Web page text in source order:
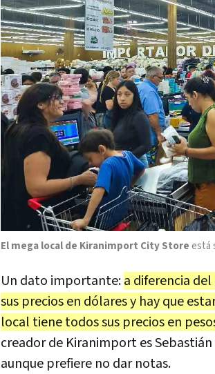
El mega local de Kiranimport City Store está
Un dato importante:a diferencia
sus precios en dólares y hay que
local tiene todos sus precios en
creador de Kiranimport es
aunque prefiere no dar notas.